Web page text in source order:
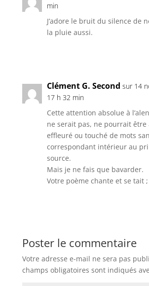
min
J’adore le bruit du silence de
la pluie aussi.
Clément G. Second sur 14
17 h 32 min
Cette attention absolue à
ne serait pas, ne pourrait être
effleuré ou touché de mots
correspondant intérieur au
source.
Mais je ne fais que bavarder.
Votre poème chante et se tait
Poster le commentaire
Votre adresse e-mail ne sera pas
champs obligatoires sont indiqués